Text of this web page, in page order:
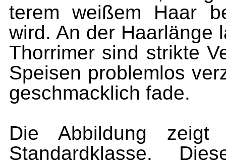
terem weißem Haar
wird. An der Haarlänge
Thorrimer sind strikte
Speisen problemlos
geschmacklich fade.
Die Abbildung zeigt
Standardklasse.